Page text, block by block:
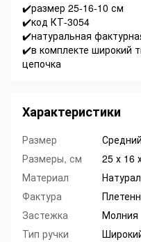
✔️размер 25-16-10 см
✔️код КТ-3054
✔️натуральная
✔️в комплекте широкий
цепочка
Характеристики
Размер
Средний
Размеры, см
25 х 16
Материал
Фактура
Застежка
Молния
Тип ручки